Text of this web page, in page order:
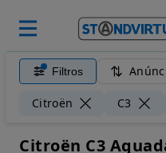
Filtros
Citroën C3
Citroën C3